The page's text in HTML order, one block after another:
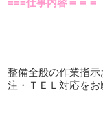
整備全般の作業指
注・ＴＥＬ対応をお